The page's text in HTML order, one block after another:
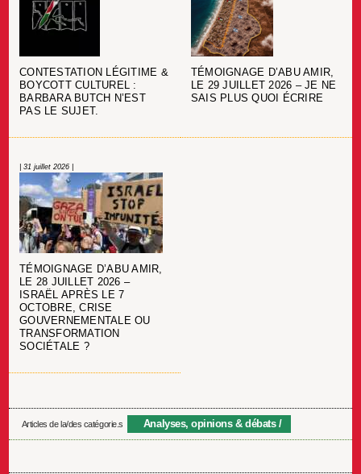
CONTESTATION LÉGITIME &
BOYCOTT CULTUREL :
BARBARA BUTCH N’EST
PAS LE SUJET.
TÉMOIGNAGE D’ABU AMIR,
LE 29 JUILLET 2026 – JE NE
SAIS PLUS QUOI ÉCRIRE
| 31 juillet 2026 |
TÉMOIGNAGE D’ABU AMIR,
LE 28 JUILLET 2026 –
ISRAËL APRÈS LE 7
OCTOBRE, CRISE
GOUVERNEMENTALE OU
TRANSFORMATION
SOCIÉTALE ?
Articles de la/des catégorie.s Analyses, opinions & débats